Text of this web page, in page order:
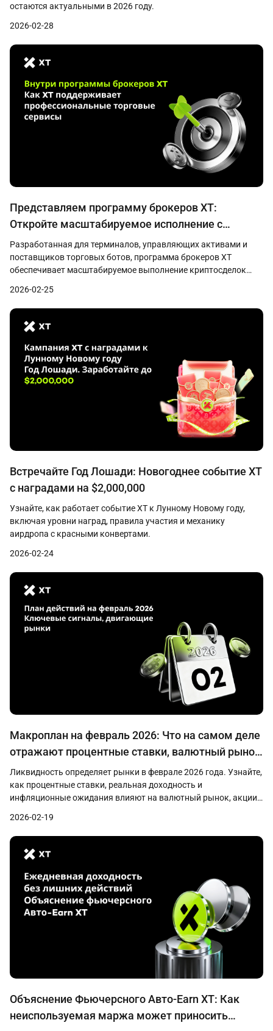
остаются актуальными в 2026 году.
2026-02-28
Представляем программу брокеров XT:
Откройте масштабируемое исполнение с
биржей XT
Разработанная для терминалов, управляющих активами и
поставщиков торговых ботов, программа брокеров XT
обеспечивает масштабируемое выполнение криптосделок
2026-02-25
Встречайте Год Лошади: Новогоднее событие XT
с наградами на $2,000,000
Узнайте, как работает событие XT к Лунному Новому году,
включая уровни наград, правила участия и механику
аирдропа с красными конвертами.
2026-02-24
Макроплан на февраль 2026: Что на самом деле
отражают процентные ставки, валютный рынок,
акции и криптовалюта
Ликвидность определяет рынки в феврале 2026 года. Узнайте,
как процентные ставки, реальная доходность и
инфляционные ожидания влияют на валютный рынок, акции,
2026-02-19
Объяснение Фьючерсного Авто-Earn XT: Как
неиспользуемая маржа может приносить